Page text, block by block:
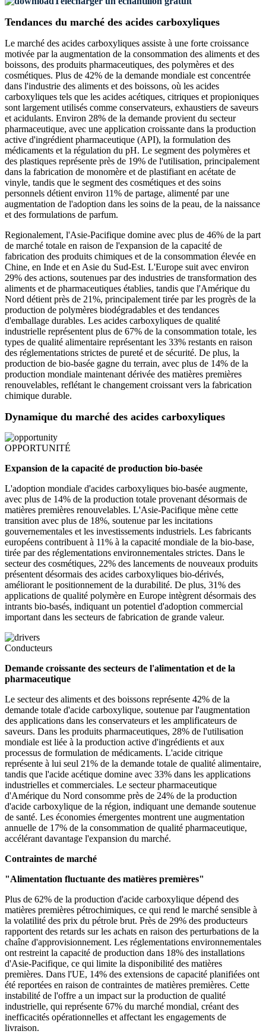
Tendances du marché des acides carboxyliques
Le marché des acides carboxyliques assiste à une forte croissance
motivée par la augmentation de la consommation des aliments et des
boissons, des produits pharmaceutiques, des polymères et des
cosmétiques. Plus de 42% de la demande mondiale est concentrée
dans l'industrie des aliments et des boissons, où les acides
carboxyliques tels que les acides acétiques, citriques et propioniques
sont largement utilisés comme conservateurs, exhaustiers de saveurs
et acidulants. Environ 28% de la demande provient du secteur
pharmaceutique, avec une application croissante dans la production
active d'ingrédient pharmaceutique (API), la formulation des
médicaments et la régulation du pH. Le segment des polymères et
des plastiques représente près de 19% de l'utilisation, principalement
dans la fabrication de monomère et de plastifiant en acétate de
vinyle, tandis que le segment des cosmétiques et des soins
personnels détient environ 11% de partage, alimenté par une
augmentation de l'adoption dans les soins de la peau, de la naissance
et des formulations de parfum.
Regionalement, l'Asie-Pacifique domine avec plus de 46% de la part
de marché totale en raison de l'expansion de la capacité de
fabrication des produits chimiques et de la consommation élevée en
Chine, en Inde et en Asie du Sud-Est. L'Europe suit avec environ
29% des actions, soutenues par des industries de transformation des
aliments et de pharmaceutiques établies, tandis que l'Amérique du
Nord détient près de 21%, principalement tirée par les progrès de la
production de polymères biodégradables et des tendances
d'emballage durables. Les acides carboxyliques de qualité
industrielle représentent plus de 67% de la consommation totale, les
types de qualité alimentaire représentant les 33% restants en raison
des réglementations strictes de pureté et de sécurité. De plus, la
production de bio-basée gagne du terrain, avec plus de 14% de la
production mondiale maintenant dérivée des matières premières
renouvelables, reflétant le changement croissant vers la fabrication
chimique durable.
Dynamique du marché des acides carboxyliques
OPPORTUNITÉ
Expansion de la capacité de production bio-basée
L'adoption mondiale d'acides carboxyliques bio-basée augmente,
avec plus de 14% de la production totale provenant désormais de
matières premières renouvelables. L'Asie-Pacifique mène cette
transition avec plus de 18%, soutenue par les incitations
gouvernementales et les investissements industriels. Les fabricants
européens contribuent à 11% à la capacité mondiale de la bio-base,
tirée par des réglementations environnementales strictes. Dans le
secteur des cosmétiques, 22% des lancements de nouveaux produits
présentent désormais des acides carboxyliques bio-dérivés,
améliorant le positionnement de la durabilité. De plus, 31% des
applications de qualité polymère en Europe intègrent désormais des
intrants bio-basés, indiquant un potentiel d'adoption commercial
important dans les secteurs de fabrication de grande valeur.
Conducteurs
Demande croissante des secteurs de l'alimentation et de la
pharmaceutique
Le secteur des aliments et des boissons représente 42% de la
demande totale d'acide carboxylique, soutenue par l'augmentation
des applications dans les conservateurs et les amplificateurs de
saveurs. Dans les produits pharmaceutiques, 28% de l'utilisation
mondiale est liée à la production active d'ingrédients et aux
processus de formulation de médicaments. L'acide citrique
représente à lui seul 21% de la demande totale de qualité alimentaire,
tandis que l'acide acétique domine avec 33% dans les applications
industrielles et commerciales. Le secteur pharmaceutique
d'Amérique du Nord consomme près de 24% de la production
d'acide carboxylique de la région, indiquant une demande soutenue
de santé. Les économies émergentes montrent une augmentation
annuelle de 17% de la consommation de qualité pharmaceutique,
accélérant davantage l'expansion du marché.
Contraintes de marché
"Alimentation fluctuante des matières premières"
Plus de 62% de la production d'acide carboxylique dépend des
matières premières pétrochimiques, ce qui rend le marché sensible à
la volatilité des prix du pétrole brut. Près de 29% des producteurs
rapportent des retards sur les achats en raison des perturbations de la
chaîne d'approvisionnement. Les réglementations environnementales
ont restreint la capacité de production dans 18% des installations
d'Asie-Pacifique, ce qui limite la disponibilité des matières
premières. Dans l'UE, 14% des extensions de capacité planifiées ont
été reportées en raison de contraintes de matières premières. Cette
instabilité de l'offre a un impact sur la production de qualité
industrielle, qui représente 67% du marché mondial, créant des
inefficacités opérationnelles et affectant les engagements de
livraison.